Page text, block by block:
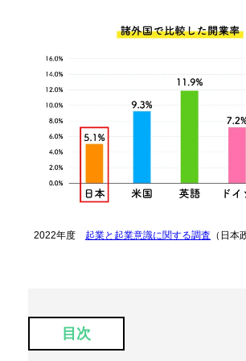
2022年度 起業と起業意識に関する調査 （日本
目次